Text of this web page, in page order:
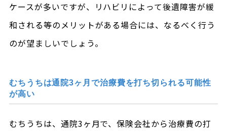
ケースが多いですが、リハビリによって後遺障害が緩
和される等のメリットがある場合には、なるべく行う
のが望ましいでしょう。
むちうちは通院3ヶ月で治療費を打ち切られる可能性
が高い
むちうちは、通院3ヶ月で、保険会社から治療費の打